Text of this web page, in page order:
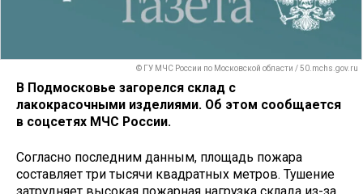
© ГУ МЧС России по Московской области / 50.mchs.gov.ru
В Подмосковье загорелся склад с
лакокрасочными изделиями. Об этом сообщается
в соцсетях МЧС России.
Согласно последним данным, площадь пожара
составляет три тысячи квадратных метров. Тушение